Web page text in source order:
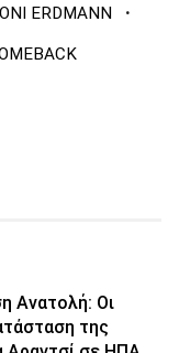
ERDMANN ·
Ανατολή: Οι
της